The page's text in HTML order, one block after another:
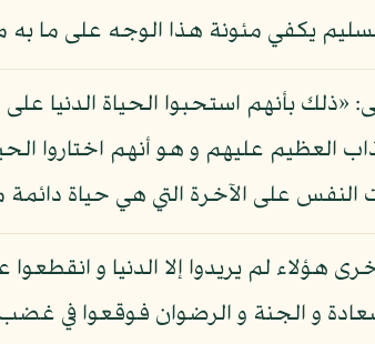
يكفي مئونة هذا الوجه على ما
«ذلك بأنهم استحبوا الحياة الدنيا
العظيم عليهم و هو أنهم اختاروا
على الآخرة التي هي حياة دائمة
هؤلاء لم يريدوا إلا الدنيا و
و الجنة و الرضوان فوقعوا في